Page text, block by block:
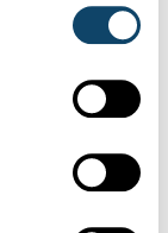
STATEC